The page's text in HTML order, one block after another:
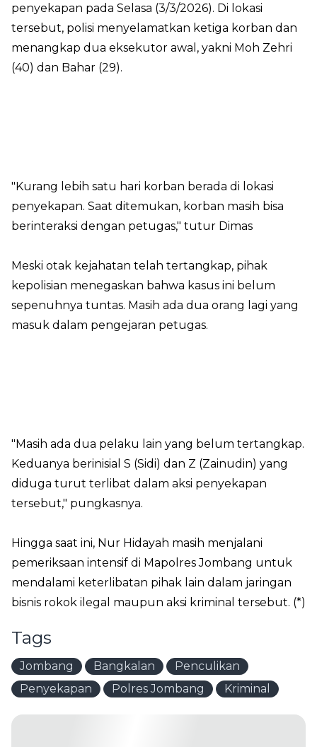
penyekapan pada Selasa (3/3/2026). Di lokasi
tersebut, polisi menyelamatkan ketiga korban dan
menangkap dua eksekutor awal, yakni Moh Zehri
(40) dan Bahar (29).
"Kurang lebih satu hari korban berada di lokasi
penyekapan. Saat ditemukan, korban masih bisa
berinteraksi dengan petugas," tutur Dimas
Meski otak kejahatan telah tertangkap, pihak
kepolisian menegaskan bahwa kasus ini belum
sepenuhnya tuntas. Masih ada dua orang lagi yang
masuk dalam pengejaran petugas.
"Masih ada dua pelaku lain yang belum tertangkap.
Keduanya berinisial S (Sidi) dan Z (Zainudin) yang
diduga turut terlibat dalam aksi penyekapan
tersebut," pungkasnya.
Hingga saat ini, Nur Hidayah masih menjalani
pemeriksaan intensif di Mapolres Jombang untuk
mendalami keterlibatan pihak lain dalam jaringan
bisnis rokok ilegal maupun aksi kriminal tersebut. (*)
Tags
Jombang Bangkalan
Penculikan
Penyekapan
Polres Jombang Kriminal